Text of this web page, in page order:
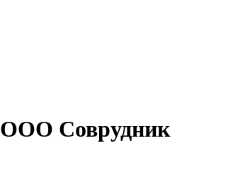
ООО Соврудник